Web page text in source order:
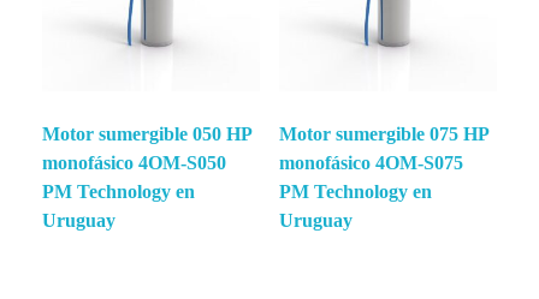
Motor sumergible 050 HP
monofásico 4OM-S050
PM Technology en
Uruguay
Motor sumergible 075 HP
monofásico 4OM-S075
PM Technology en
Uruguay